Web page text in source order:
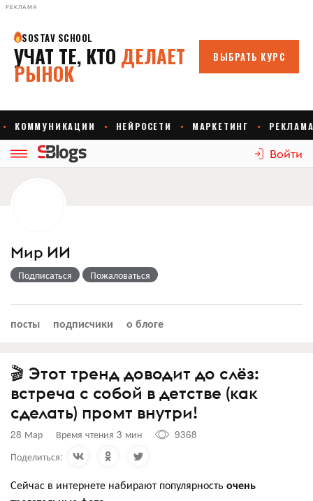
РЕКЛАМА
Войти
Мир ИИ
Подписаться Пожаловаться
посты подписчики о блоге
🎬 Этот тренд доводит до слёз:
встреча с собой в детстве (как
сделать) промт внутри!
28 Мар Время чтения 3 мин
9368
Поделиться:
Сейчас в интернете набирают популярность очень